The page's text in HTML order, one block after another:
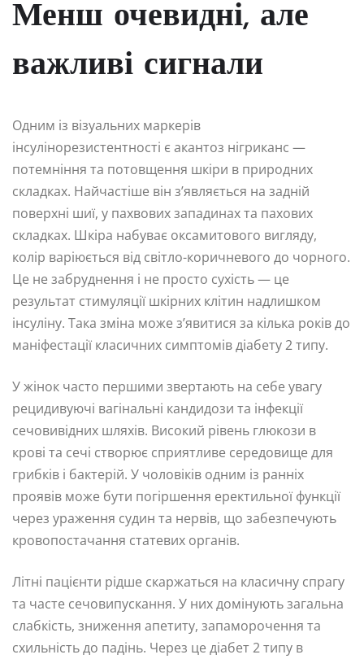
Менш очевидні, але
важливі сигнали
Одним із візуальних маркерів
інсулінорезистентності є акантоз нігриканс —
потемніння та потовщення шкіри в природних
складках. Найчастіше він з’являється на задній
поверхні шиї, у пахвових западинах та пахових
складках. Шкіра набуває оксамитового вигляду,
колір варіюється від світло-коричневого до чорного.
Це не забруднення і не просто сухість — це
результат стимуляції шкірних клітин надлишком
інсуліну. Така зміна може з’явитися за кілька років до
маніфестації класичних симптомів діабету 2 типу.
У жінок часто першими звертають на себе увагу
рецидивуючі вагінальні кандидози та інфекції
сечовивідних шляхів. Високий рівень глюкози в
крові та сечі створює сприятливе середовище для
грибків і бактерій. У чоловіків одним із ранніх
проявів може бути погіршення еректильної функції
через ураження судин та нервів, що забезпечують
кровопостачання статевих органів.
Літні пацієнти рідше скаржаться на класичну спрагу
та часте сечовипускання. У них домінують загальна
слабкість, зниження апетиту, запаморочення та
схильність до падінь. Через це діабет 2 типу в